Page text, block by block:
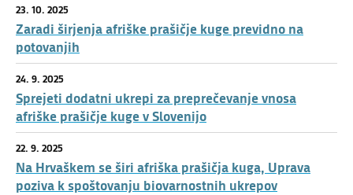
23. 10. 2025
Zaradi širjenja afriške prašičje kuge previdno na
potovanjih
24. 9. 2025
Sprejeti dodatni ukrepi za preprečevanje vnosa
afriške prašičje kuge v Slovenijo
22. 9. 2025
Na Hrvaškem se širi afriška prašičja kuga, Uprava
poziva k spoštovanju biovarnostnih ukrepov